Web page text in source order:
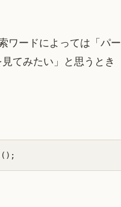
ワードによっては「パー
てみたい」と思うとき